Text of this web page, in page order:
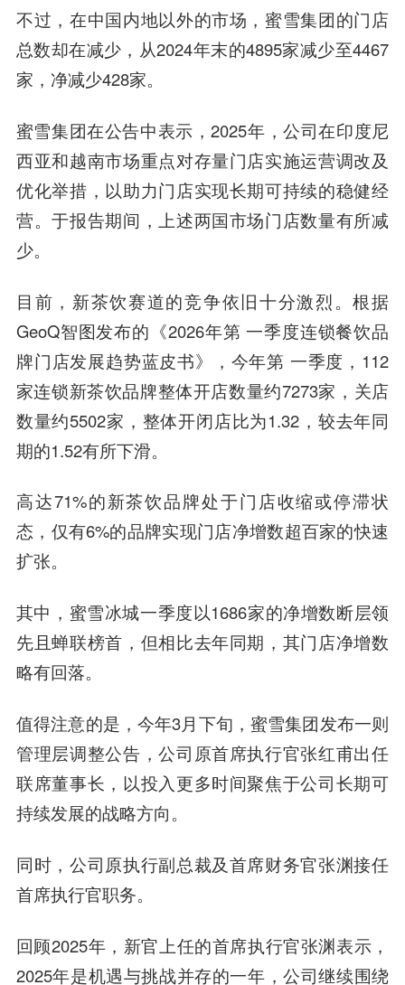
不过，在中国内地以外的市场，蜜雪集团的门店
总数却在减少，从2024年末的4895家减少至4467
家，净减少428家。
蜜雪集团在公告中表示，2025年，公司在印度尼
西亚和越南市场重点对存量门店实施运营调改及
优化举措，以助力门店实现长期可持续的稳健经
营。于报告期间，上述两国市场门店数量有所减
少。
目前，新茶饮赛道的竞争依旧十分激烈。根据
GeoQ智图发布的《2026年第 一季度连锁餐饮品
牌门店发展趋势蓝皮书》，今年第 一季度，112
家连锁新茶饮品牌整体开店数量约7273家，关店
数量约5502家，整体开闭店比为1.32，较去年同
期的1.52有所下滑。
高达71%的新茶饮品牌处于门店收缩或停滞状
态，仅有6%的品牌实现门店净增数超百家的快速
扩张。
其中，蜜雪冰城一季度以1686家的净增数断层领
先且蝉联榜首，但相比去年同期，其门店净增数
略有回落。
值得注意的是，今年3月下旬，蜜雪集团发布一则
管理层调整公告，公司原首席执行官张红甫出任
联席董事长，以投入更多时间聚焦于公司长期可
持续发展的战略方向。
同时，公司原执行副总裁及首席财务官张渊接任
首席执行官职务。
回顾2025年，新官上任的首席执行官张渊表示，
2025年是机遇与挑战并存的一年，公司继续围绕